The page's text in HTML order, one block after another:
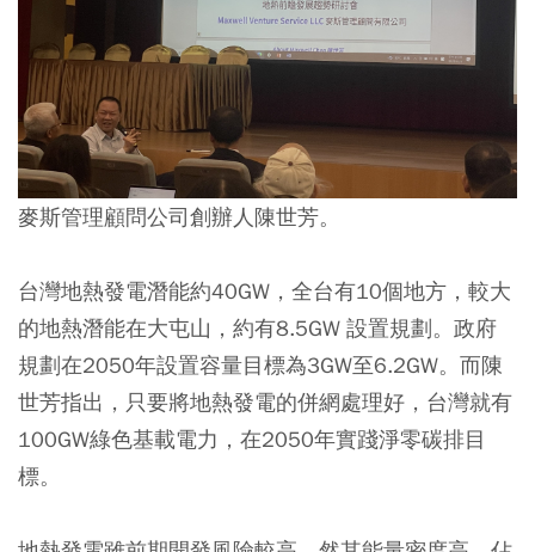
麥斯管理顧問公司創辦人陳世芳。
台灣地熱發電潛能約40GW，全台有10個地方，較大
的地熱潛能在大屯山，約有8.5GW 設置規劃。政府
規劃在2050年設置容量目標為3GW至6.2GW。而陳
世芳指出，只要將地熱發電的併網處理好，台灣就有
100GW綠色基載電力，在2050年實踐淨零碳排目
標。